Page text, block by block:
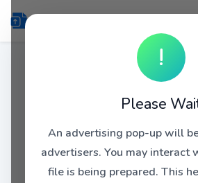
!
Please
An advertising pop-up will
advertisers. You may interact
file is being prepared. This